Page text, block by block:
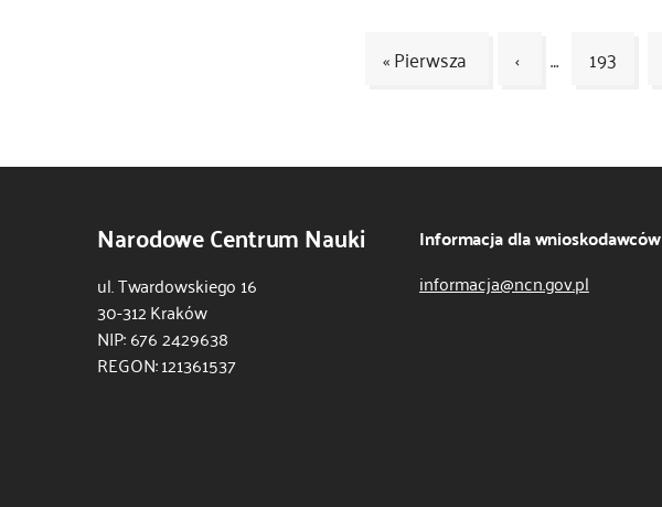
« Pierwsza ‹ … 193
CSS
Narodowe Centrum Nauki
ul. Twardowskiego 16
30-312 Kraków
NIP: 676 2429638
REGON: 121361537
Informacja dla wnioskodawców
informacja@ncn.gov.pl